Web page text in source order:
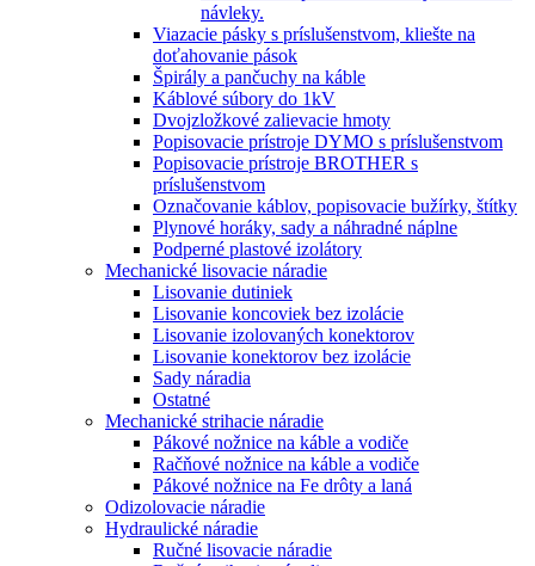
návleky.
Viazacie pásky s príslušenstvom, kliešte na
doťahovanie pások
Špirály a pančuchy na káble
Káblové súbory do 1kV
Dvojzložkové zalievacie hmoty
Popisovacie prístroje DYMO s príslušenstvom
Popisovacie prístroje BROTHER s
príslušenstvom
Označovanie káblov, popisovacie bužírky, štítky
Plynové horáky, sady a náhradné náplne
Podperné plastové izolátory
Mechanické lisovacie náradie
Lisovanie dutiniek
Lisovanie koncoviek bez izolácie
Lisovanie izolovaných konektorov
Lisovanie konektorov bez izolácie
Sady náradia
Ostatné
Mechanické strihacie náradie
Pákové nožnice na káble a vodiče
Račňové nožnice na káble a vodiče
Pákové nožnice na Fe drôty a laná
Odizolovacie náradie
Hydraulické náradie
Ručné lisovacie náradie